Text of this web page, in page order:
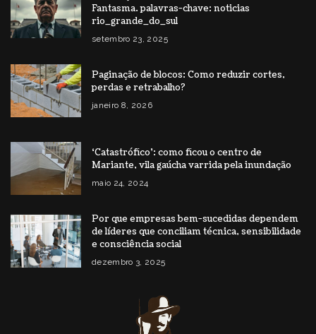
Fantasma. palavras-chave: noticias
rio_grande_do_sul
setembro 23, 2025
Paginação de blocos: Como reduzir cortes,
perdas e retrabalho?
janeiro 8, 2026
‘Catastrófico’: como ficou o centro de
Mariante, vila gaúcha varrida pela inundação
maio 24, 2024
Por que empresas bem-sucedidas dependem
de líderes que conciliam técnica, sensibilidade
e consciência social
dezembro 3, 2025